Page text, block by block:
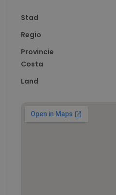
Stad
Regio
Provincie
Costa
Land